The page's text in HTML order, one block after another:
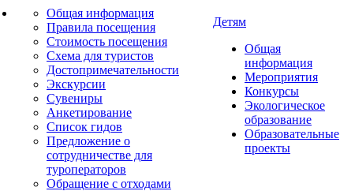
Общая информация
Правила посещения
Стоимость посещения
Схема для туристов
Достопримечательности
Экскурсии
Сувениры
Анкетирование
Список гидов
Предложение о
сотрудничестве для
туроператоров
Обращение с отходами
Детям
Общая
информация
Мероприятия
Конкурсы
Экологическое
образование
Образовательные
проекты